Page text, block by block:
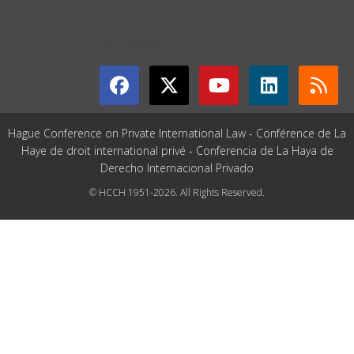
Hague Conference on Private International Law - Conférence de La
Haye de droit international privé - Conferencia de La Haya de
Derecho Internacional Privado
© HCCH 1951-2026. All Rights Reserved.